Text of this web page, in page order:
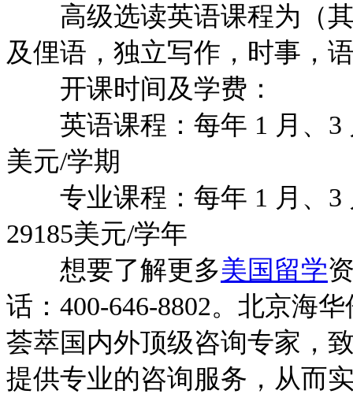
高级选读英语课程为（其
及俚语，独立写作，时事，
开课时间及学费：
英语课程：每年 1 月、3
美元/学期
专业课程：每年 1 月、3
29185美元/学年
想要了解更多美国留学
话：400-646-8802。北京海
荟萃国内外顶级咨询专家，
提供专业的咨询服务，从而